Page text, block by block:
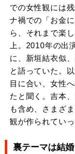
での女性観には
ナ禍での「お金
ら、それまで楽
上。2010年の出
に、新垣結衣似
と語っていた。
目に合い、女性
たと聞く。吉本
も含め、さまざ
観が作られてい
裏テーマは結